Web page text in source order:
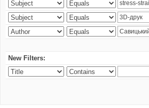
New Filters: